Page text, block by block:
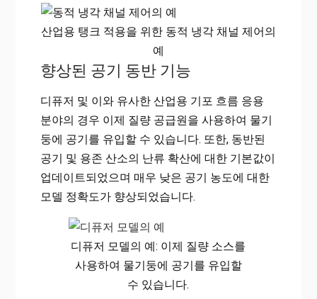
산업용 탱크 적용을 위한 동적 냉각 채널 제어의
예
향상된 공기 동반 기능
디퓨저 및 이와 유사한 산업용 기포 흐름 응용
분야의 경우 이제 질량 공급원을 사용하여 물기
둥에 공기를 유입할 수 있습니다. 또한, 동반된
공기 및 용존 산소의 난류 확산에 대한 기본값이
업데이트되었으며 매우 낮은 공기 농도에 대한
모델 정확도가 향상되었습니다.
디퓨저 모델의 예: 이제 질량 소스를
사용하여 물기둥에 공기를 유입할
수 있습니다.